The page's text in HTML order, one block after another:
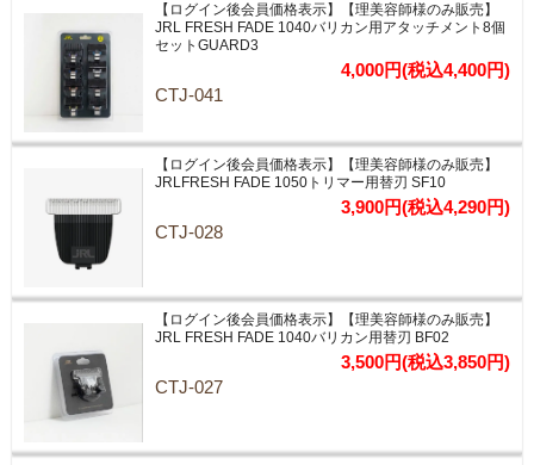
【ログイン後会員価格表示】【理美容師様のみ販売】
JRL FRESH FADE 1040バリカン用アタッチメント8個
セットGUARD3
4,000円(税込4,400円)
CTJ-041
【ログイン後会員価格表示】【理美容師様のみ販売】
JRLFRESH FADE 1050トリマー用替刃 SF10
3,900円(税込4,290円)
CTJ-028
【ログイン後会員価格表示】【理美容師様のみ販売】
JRL FRESH FADE 1040バリカン用替刃 BF02
3,500円(税込3,850円)
CTJ-027